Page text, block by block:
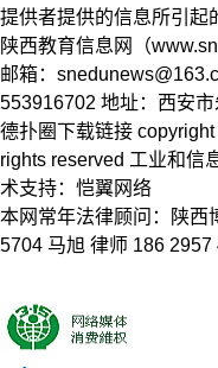
提供者提供的信息所引起
陕西教育信息网（
邮箱：
553916702 地址：西安
德扑圈下载链接
rights reserved 工业和信
术支持：恺翼网络
本网常年法律顾问：陕西
5704 马旭 律师 186 2957